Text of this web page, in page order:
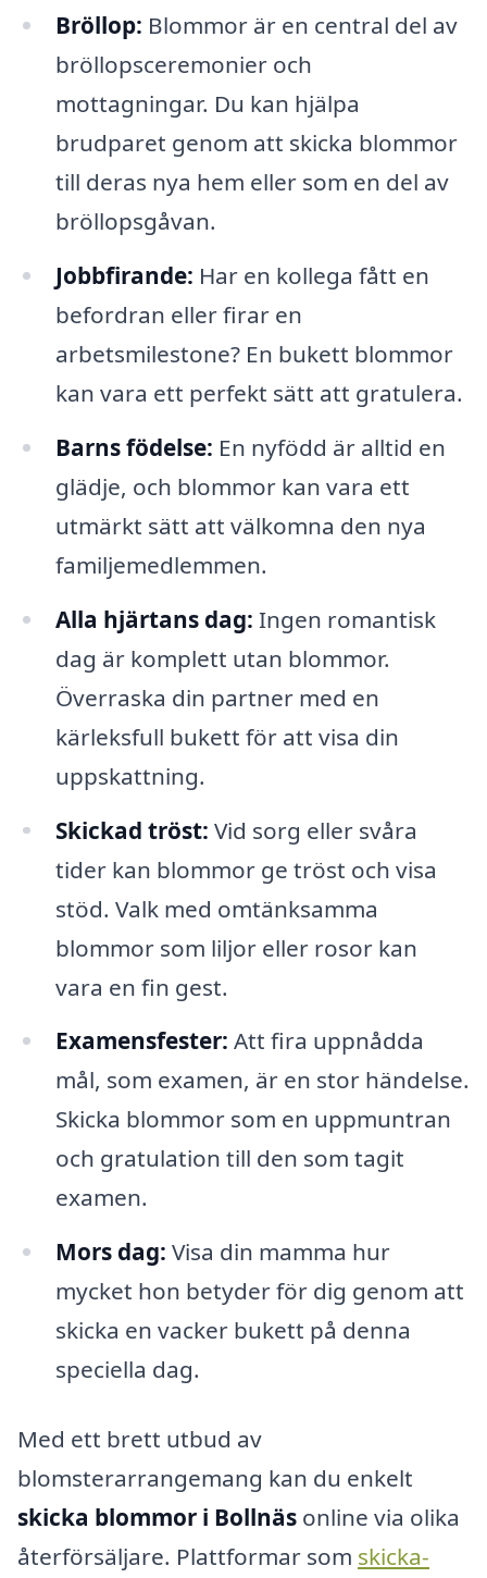
Bröllop: Blommor är en central del av
bröllopsceremonier och
mottagningar. Du kan hjälpa
brudparet genom att skicka blommor
till deras nya hem eller som en del av
bröllopsgåvan.
Jobbfirande: Har en kollega fått en
befordran eller firar en
arbetsmilestone? En bukett blommor
kan vara ett perfekt sätt att gratulera.
Barns födelse: En nyfödd är alltid en
glädje, och blommor kan vara ett
utmärkt sätt att välkomna den nya
familjemedlemmen.
Alla hjärtans dag: Ingen romantisk
dag är komplett utan blommor.
Överraska din partner med en
kärleksfull bukett för att visa din
uppskattning.
Skickad tröst: Vid sorg eller svåra
tider kan blommor ge tröst och visa
stöd. Valk med omtänksamma
blommor som liljor eller rosor kan
vara en fin gest.
Examensfester: Att fira uppnådda
mål, som examen, är en stor händelse.
Skicka blommor som en uppmuntran
och gratulation till den som tagit
examen.
Mors dag: Visa din mamma hur
mycket hon betyder för dig genom att
skicka en vacker bukett på denna
speciella dag.
Med ett brett utbud av
blomsterarrangemang kan du enkelt
skicka blommor i Bollnäs online via olika
återförsäljare. Plattformar som skicka-